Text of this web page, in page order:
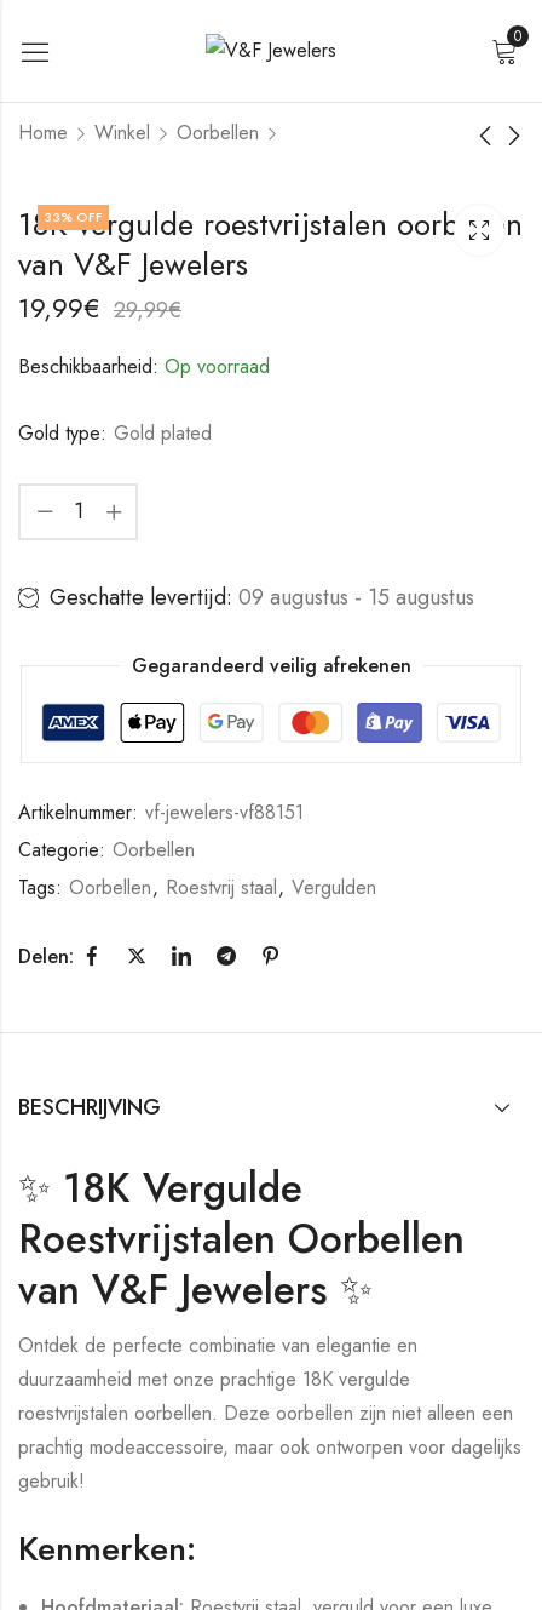
0
Home Winkel Oorbellen
18K vergulde
roestvrijstalen
18K vergulde
roestvrijstalen
33% OFF
18K vergulde roestvrijstalen oorbellen
van V&F Jewelers
19,99€ 29,99€
Beschikbaarheid: Op voorraad
Gold type: Gold plated
Geschatte levertijd: 09 augustus - 15 augustus
Gegarandeerd veilig afrekenen
Artikelnummer: vf-jewelers-vf88151
Categorie: Oorbellen
Tags: Oorbellen, Roestvrij staal, Vergulden
Delen:
BESCHRIJVING
✨ 18K Vergulde
Roestvrijstalen Oorbellen
van V&F Jewelers ✨
Ontdek de perfecte combinatie van elegantie en
duurzaamheid met onze prachtige 18K vergulde
roestvrijstalen oorbellen. Deze oorbellen zijn niet alleen een
prachtig modeaccessoire, maar ook ontworpen voor dagelijks
gebruik!
Kenmerken: